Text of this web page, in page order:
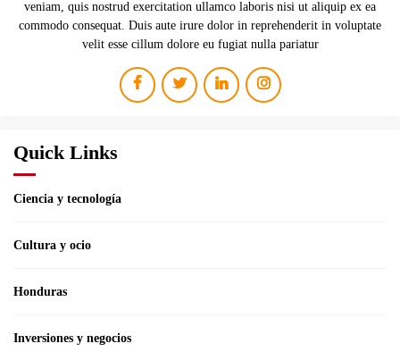
veniam, quis nostrud exercitation ullamco laboris nisi ut aliquip ex ea
commodo consequat. Duis aute irure dolor in reprehenderit in voluptate
velit esse cillum dolore eu fugiat nulla pariatur
Quick Links
Ciencia y tecnología
Cultura y ocio
Honduras
Inversiones y negocios